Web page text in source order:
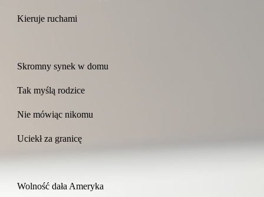
Kieruje ruchami
Skromny synek w domu
Tak myślą rodzice
Nie mówiąc nikomu
Uciekł za granicę
Wolność dała Ameryka